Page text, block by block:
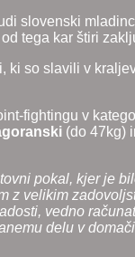
slovenski
tega kar štiri
ki so slavili v
fightingu v
(do 47kg)
pokal, kjer je
z velikim
vedno
delu v